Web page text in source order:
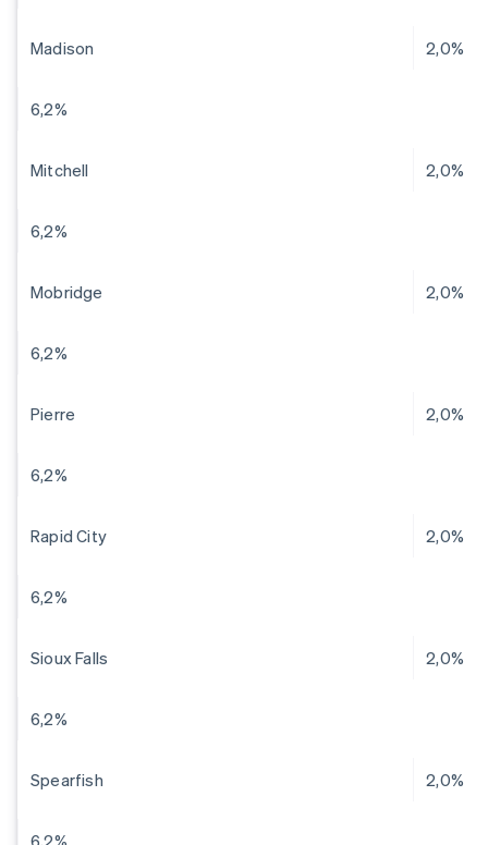
Madison 2,0%
6,2%
Mitchell 2,0%
6,2%
Mobridge 2,0%
6,2%
Pierre 2,0%
6,2%
Rapid City 2,0%
6,2%
Sioux Falls 2,0%
6,2%
Spearfish 2,0%